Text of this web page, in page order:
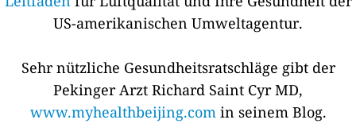
US-amerikanischen Umweltagentur.
Sehr nützliche Gesundheitsratschläge gibt der
Pekinger Arzt Richard Saint Cyr MD,
www.myhealthbeijing.comin seinem Blog.